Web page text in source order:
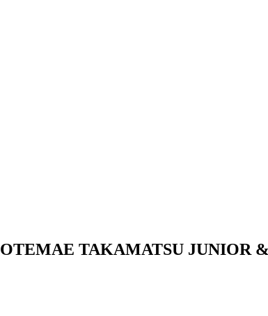
OTEMAE TAKAMATSU JUNIOR